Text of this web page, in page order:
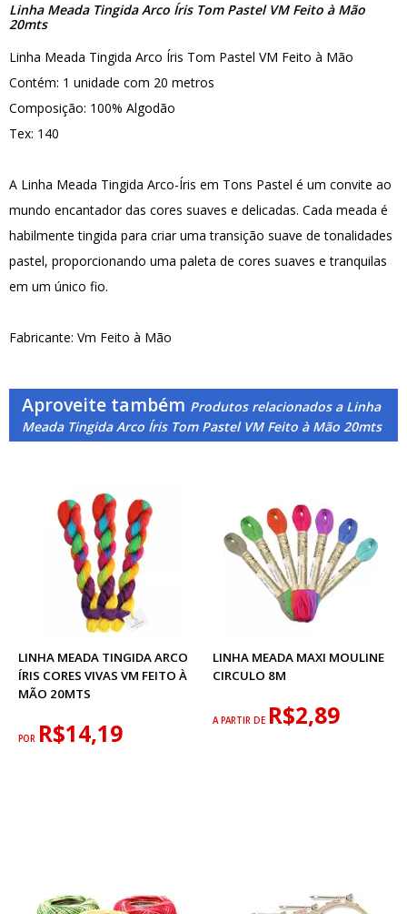
Linha Meada Tingida Arco Íris Tom Pastel VM Feito à Mão
20mts
Linha Meada Tingida Arco Íris Tom Pastel VM Feito à Mão
Contém: 1 unidade com 20 metros
Composição: 100% Algodão
Tex: 140
A Linha Meada Tingida Arco-Íris em Tons Pastel é um convite ao
mundo encantador das cores suaves e delicadas. Cada meada é
habilmente tingida para criar uma transição suave de tonalidades
pastel, proporcionando uma paleta de cores suaves e tranquilas
em um único fio.
Fabricante: Vm Feito à Mão
Aproveite também Produtos relacionados a Linha
Meada Tingida Arco Íris Tom Pastel VM Feito à Mão 20mts
LINHA MEADA TINGIDA ARCO
ÍRIS CORES VIVAS VM FEITO À
MÃO 20MTS
POR R$14,19
LINHA MEADA MAXI MOULINE
CIRCULO 8M
A PARTIR DE R$2,89